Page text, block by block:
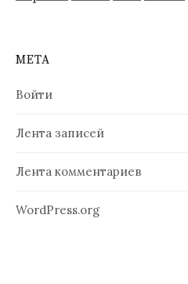
МЕТА
Войти
Лента записей
Лента комментариев
WordPress.org